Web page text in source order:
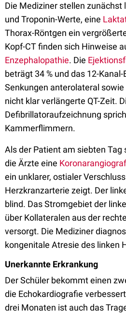
Die Mediziner stellen zunächst
und Troponin-Werte, eine
Thorax-Röntgen ein
Kopf-CT finden sich Hinweise
Enzephalopathie. Die
beträgt 34 % und das 12-Kanal-
Senkungen anterolateral
nicht klar verlängerte QT-Zeit.
Defibrillatoraufzeichnung
Kammerflimmern.
Als der Patient am siebten Tag
die Ärzte eine
ein unklarer, ostialer
Herzkranzarterie zeigt. Der
blind. Das Stromgebiet der
über Kollateralen aus der
versorgt. Die Mediziner
kongenitale Atresie des linken
Unerkannte Erkrankung
Der Schüler bekommt einen
die Echokardiografie
drei Monaten ist auch das